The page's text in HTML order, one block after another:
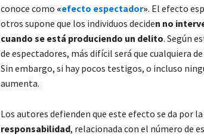
conoce como «efecto espectador». El efecto
otros supone que los individuos deciden no
cuando se está produciendo un delito. Según
de espectadores, más difícil será que cualquiera
Sin embargo, si hay pocos testigos, o incluso
aumenta.
Los autores defienden que este efecto se da por la
responsabilidad, relacionada con el número de